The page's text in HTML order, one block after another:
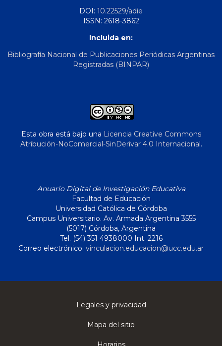
DOI: 10.22529/adie
ISSN: 2618-3862
Incluida en:
Bibliografía Nacional de Publicaciones Periódicas Argentinas
Registradas (BINPAR)
Esta obra está bajo una Licencia Creative Commons
Atribución-NoComercial-SinDerivar 4.0 Internacional.
Anuario Digital de Investigación Educativa
Facultad de Educación
Universidad Católica de Córdoba
Campus Universitario. Av. Armada Argentina 3555
(5017) Córdoba, Argentina
Tel. (54) 351 4938000 Int. 2216
Correo electrónico: vinculacion.educacion@ucc.edu.ar
Legales y privacidad
Mapa del sitio